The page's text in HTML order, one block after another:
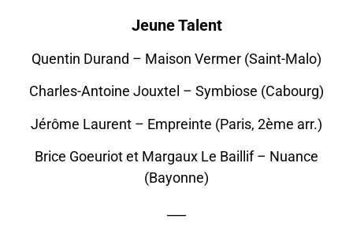
Jeune Talent
Quentin Durand – Maison Vermer (Saint-Malo)
Charles-Antoine Jouxtel – Symbiose (Cabourg)
Jérôme Laurent – Empreinte (Paris, 2ème arr.)
Brice Goeuriot et Margaux Le Baillif – Nuance
(Bayonne)